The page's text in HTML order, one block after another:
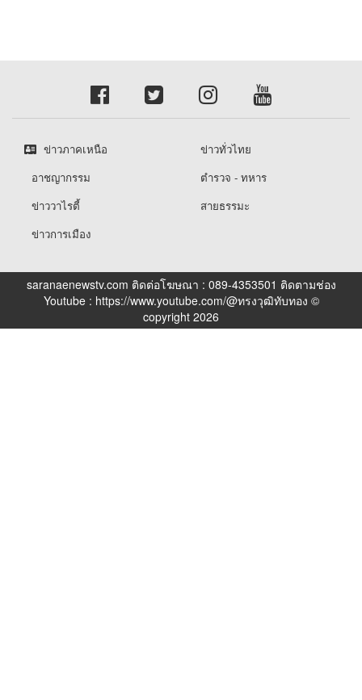
ข่าวภาคเหนือ
ข่าวทั่วไทย
อาชญากรรม
ตำรวจ - ทหาร
ข่าววาไรตี้
สายธรรมะ
ข่าวการเมือง
saranaenewstv.com ติดต่อโฆษณา : 089-4353501 ติดตามช่อง
Youtube : https://www.youtube.com/@ทรงวุฒิทับทอง ©
copyright 2026